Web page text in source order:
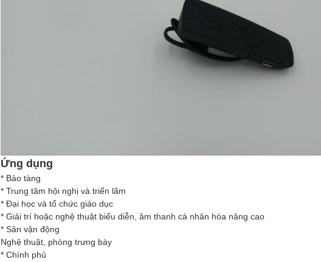
Ứng dụng
* Bảo tàng
* Trung tâm hội nghị và triển lãm
* Đại học và tổ chức giáo dục
* Giải trí hoặc nghệ thuật biểu diễn, âm thanh cá nhân hóa nâng cao
* Sân vận động
Nghệ thuật, phòng trưng bày
* Chính phủ